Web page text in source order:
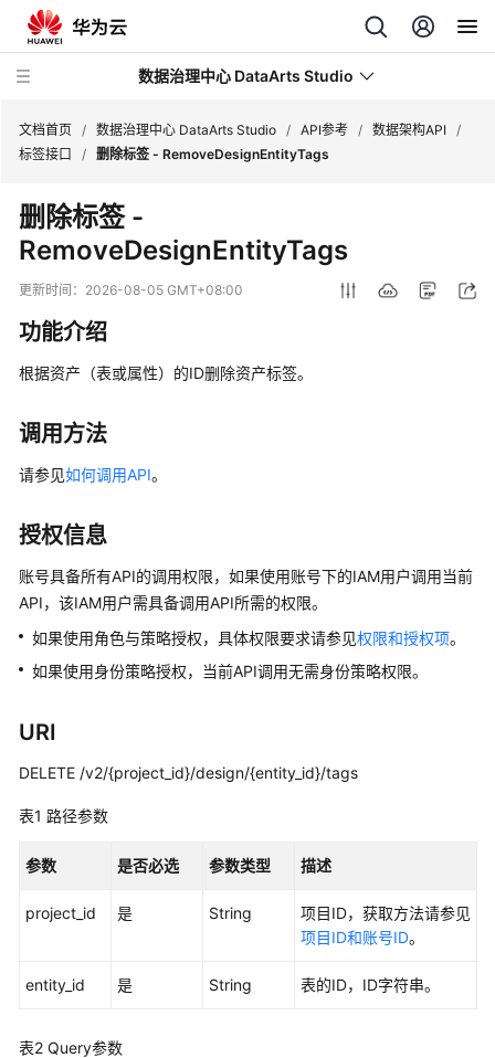
数据治理中心 DataArts Studio
最
新
动
服
务
公
产
品
绍
数
据
理
方
快
入
户
佳
文档首页 / 数据治理中心 DataArts Studio / API参考 / 数据架构API /
标签接口
/ 删除标签 - RemoveDesignEntityTags
删除标签 -
RemoveDesignEntityTags
更新时间： 2026-08-05 GMT+08:00
功能介绍
根据资产（表或属性）的ID删除资产标签。
调用方法
请参见如何调用API。
授权信息
账号具备所有API的调用权限，如果使用账号下的IAM用户调用当前
API，该IAM用户需具备调用API所需的权限。
如果使用角色与策略授权，具体权限要求请参见权限和授权项。
如果使用身份策略授权，当前API调用无需身份策略权限。
URI
DELETE /v2/{project_id}/design/{entity_id}/tags
表1 路径参数
参数 是否必选 参数类型 描述
project_id 是 String
项目ID，获取方法请参见
项目ID和账号ID。
entity_id 是 String 表的ID，ID字符串。
表2 Query参数